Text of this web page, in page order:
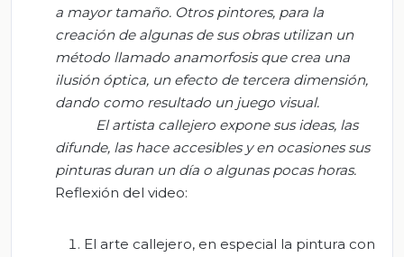
a mayor tamaño. Otros pintores, para la
creación de algunas de sus obras utilizan un
método llamado anamorfosis que crea una
ilusión óptica, un efecto de tercera dimensión,
dando como resultado un juego visual.
El artista callejero expone sus ideas, las
difunde, las hace accesibles y en ocasiones sus
pinturas duran un día o algunas pocas horas.
Reflexión del video:
El arte callejero, en especial la pintura con